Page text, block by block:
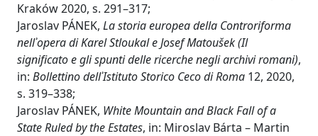
Kraków 2020, s. 291–317;
Jaroslav PÁNEK, La storia europea della Controriforma
nellʾopera di Karel Stloukal e Josef Matoušek (Il
significato e gli spunti delle ricerche negli archivi romani),
in: Bollettino dellʾIstituto Storico Ceco di Roma 12, 2020,
s. 319–338;
Jaroslav PÁNEK, White Mountain and Black Fall of a
State Ruled by the Estates, in: Miroslav Bárta – Martin